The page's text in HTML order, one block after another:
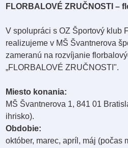
FLORBALOVÉ ZRUČNOSTI –
V spolupráci s OZ Športový klub
realizujeme v MŠ Švantnerova
zameranú na rozvíjanie
„FLORBALOVÉ ZRUČNOSTI".
Miesto konania:
MŠ Švantnerova 1, 841 01
ihrisko).
Obdobie:
október, marec, apríl, máj (počas